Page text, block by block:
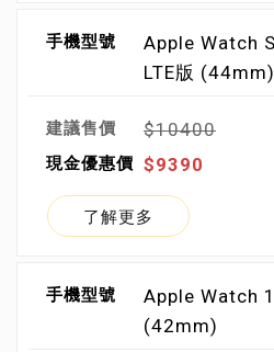
Apple Watch
LTE版 (44mm)
$10400
$9390
了解更多
Apple Watch
(42mm)